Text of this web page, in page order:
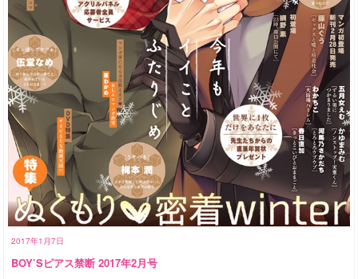
2017年1月7日
BOY’Sピアス禁断 2017年2月号